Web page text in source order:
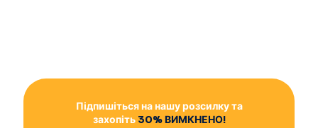
Підпишіться на нашу розсилку та
захопіть30% ВИМКНЕНО!